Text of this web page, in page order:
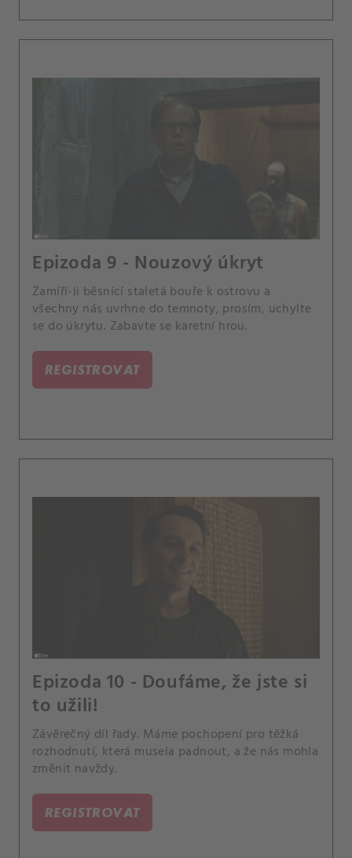
Epizoda 9 - Nouzový úkryt
Zamíří-li běsnící staletá bouře k ostrovu a
všechny nás uvrhne do temnoty, prosím, uchylte
se do úkrytu. Zabavte se karetní hrou.
REGISTROVAT
Epizoda 10 - Doufáme, že jste si
to užili!
Závěrečný díl řady. Máme pochopení pro těžká
rozhodnutí, která musela padnout, a že nás mohla
změnit navždy.
REGISTROVAT